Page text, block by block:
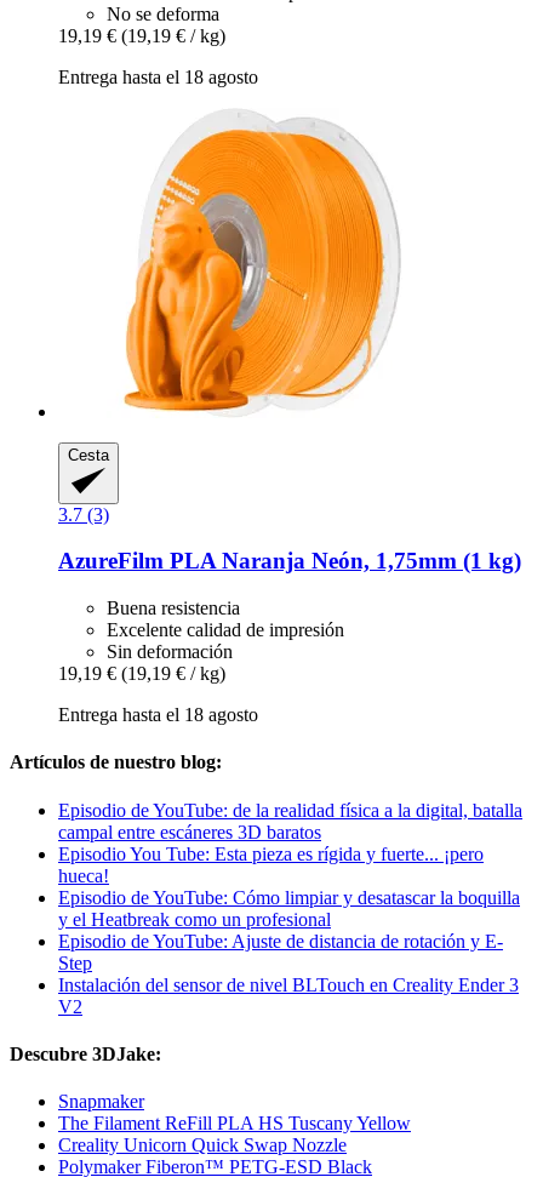
No se deforma
19,19 € (19,19 € / kg)
Entrega hasta el 18 agosto
Cesta
3.7 (3)
AzureFilm PLA Naranja Neón, 1,75mm (1 kg)
Buena resistencia
Excelente calidad de impresión
Sin deformación
19,19 € (19,19 € / kg)
Entrega hasta el 18 agosto
Artículos de nuestro blog:
Episodio de YouTube: de la realidad física a la digital, batalla
campal entre escáneres 3D baratos
Episodio You Tube: Esta pieza es rígida y fuerte... ¡pero
hueca!
Episodio de YouTube: Cómo limpiar y desatascar la boquilla
y el Heatbreak como un profesional
Episodio de YouTube: Ajuste de distancia de rotación y E-
Step
Instalación del sensor de nivel BLTouch en Creality Ender 3
V2
Descubre 3DJake:
Snapmaker
The Filament ReFill PLA HS Tuscany Yellow
Creality Unicorn Quick Swap Nozzle
Polymaker Fiberon™ PETG-ESD Black